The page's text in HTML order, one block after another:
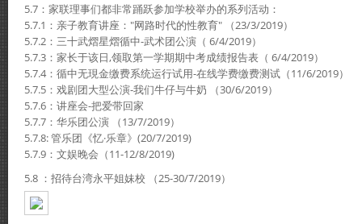
5.7：家联理事们都非常踊跃参加学校举办的系列活动：
5.7.1：亲子教育讲座："网路时代的性教育" （23/3/2019）
5.7.2：三十武熠星熠循中-武术团公演（ 6/4/2019）
5.7.3：家长于该日,领取第一学期期中考成绩报告表（ 6/4/2019）
5.7.4：循中无現金缴费系统运行试用-在线学费缴费测试（11/6/2019）
5.7.5：戏剧团大型公演-我们牛仔与牛奶 （30/6/2019）
5.7.6：讲座会-把爱带回家
5.7.7：华乐团公演 （13/7/2019）
5.7.8: 管乐团《忆·乐章》(20/7/2019)
5.7.9：文娱晚会（11-12/8/2019)
5.8 ：招待台湾永平姐妹校 （25-30/7/2019）